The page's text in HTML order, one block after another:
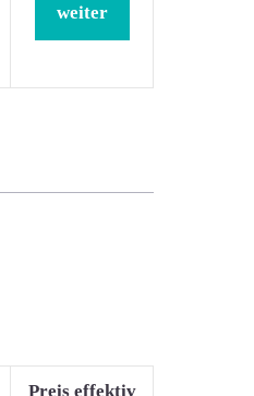
weiter
Preis effektiv